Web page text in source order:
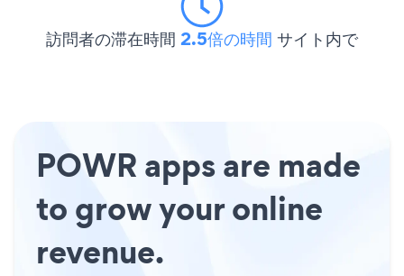
訪問者の滞在時間 2.5倍の時間 サイト内で
POWR apps are made
to grow your online
revenue.